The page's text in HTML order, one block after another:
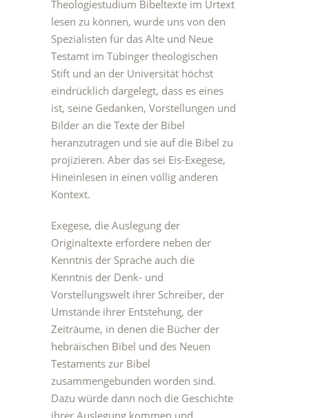
Theologiestudium Bibeltexte im Urtext
lesen zu können, wurde uns von den
Spezialisten für das Alte und Neue
Testamt im Tübinger theologischen
Stift und an der Universität höchst
eindrücklich dargelegt, dass es eines
ist, seine Gedanken, Vorstellungen und
Bilder an die Texte der Bibel
heranzutragen und sie auf die Bibel zu
projizieren. Aber das sei Eis-Exegese,
Hineinlesen in einen völlig anderen
Kontext.
Exegese, die Auslegung der
Originaltexte erfordere neben der
Kenntnis der Sprache auch die
Kenntnis der Denk- und
Vorstellungswelt ihrer Schreiber, der
Umstände ihrer Entstehung, der
Zeiträume, in denen die Bücher der
hebräischen Bibel und des Neuen
Testaments zur Bibel
zusammengebunden worden sind.
Dazu würde dann noch die Geschichte
ihrer Auslegung kommen und